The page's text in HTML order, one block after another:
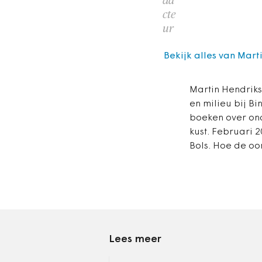
cte
ur
Martin
en milieu bij
boeken over
kust. Februari
Bols. Hoe de
Bekijk alles van
Lees meer